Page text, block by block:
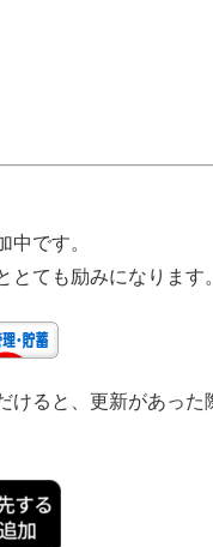
中です。
とても励みになります。
けると、更新があった